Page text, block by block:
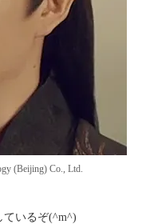
(Beijing) Co., Ltd.
ているぞ(^m^)